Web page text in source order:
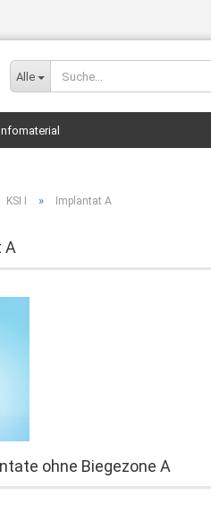
Alle
KSI I » Implantat A
A
ohne Biegezone A